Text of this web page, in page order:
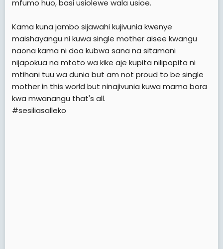
mfumo huo, basi usiolewe wala usioe.
Kama kuna jambo sijawahi kujivunia kwenye
maishayangu ni kuwa single mother aisee kwangu
naona kama ni doa kubwa sana na sitamani
nijapokua na mtoto wa kike aje kupita nilipopita ni
mtihani tuu wa dunia but am not proud to be single
mother in this world but ninajivunia kuwa mama bora
kwa mwanangu that's all.
#sesiliasalleko